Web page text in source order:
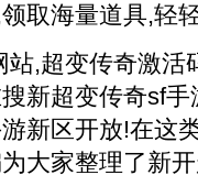
取海量道具,轻
站,超变传奇激活
新超变传奇sf
新区开放!在这
大家整理了新